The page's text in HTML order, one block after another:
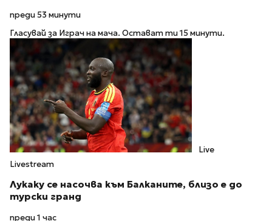
преди 53 минути
Гласувай за Играч на мача. Остават ти 15 минути.
Live
Livestream
Лукаку се насочва към Балканите, близо е до
турски гранд
преди 1 час